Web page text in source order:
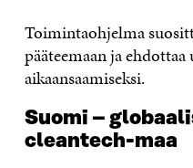
Toimintaohjelma
pääteemaan ja
aikaansaamiseksi.
Suomi –
cleantech-maa